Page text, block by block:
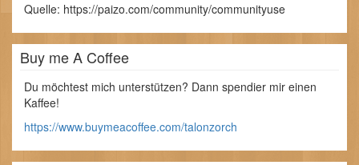
Quelle: https://paizo.com/community/communityuse
Buy me A Coffee
Du möchtest mich unterstützen? Dann spendier mir einen
Kaffee!
https://www.buymeacoffee.com/talonzorch